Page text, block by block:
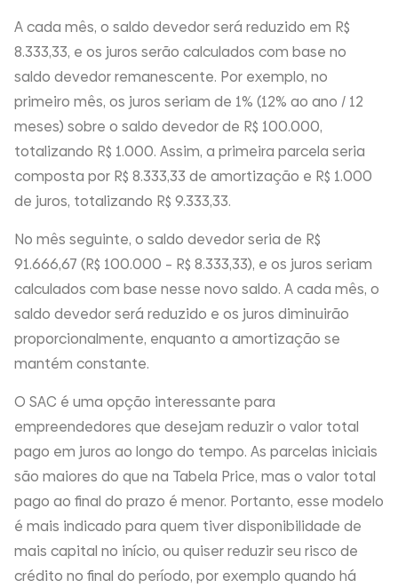
A cada mês, o saldo devedor será reduzido em R$
8.333,33, e os juros serão calculados com base no
saldo devedor remanescente. Por exemplo, no
primeiro mês, os juros seriam de 1% (12% ao ano / 12
meses) sobre o saldo devedor de R$ 100.000,
totalizando R$ 1.000. Assim, a primeira parcela seria
composta por R$ 8.333,33 de amortização e R$ 1.000
de juros, totalizando R$ 9.333,33.
No mês seguinte, o saldo devedor seria de R$
91.666,67 (R$ 100.000 – R$ 8.333,33), e os juros seriam
calculados com base nesse novo saldo. A cada mês, o
saldo devedor será reduzido e os juros diminuirão
proporcionalmente, enquanto a amortização se
mantém constante.
O SAC é uma opção interessante para
empreendedores que desejam reduzir o valor total
pago em juros ao longo do tempo. As parcelas iniciais
são maiores do que na Tabela Price, mas o valor total
pago ao final do prazo é menor. Portanto, esse modelo
é mais indicado para quem tiver disponibilidade de
mais capital no início, ou quiser reduzir seu risco de
crédito no final do período, por exemplo quando há